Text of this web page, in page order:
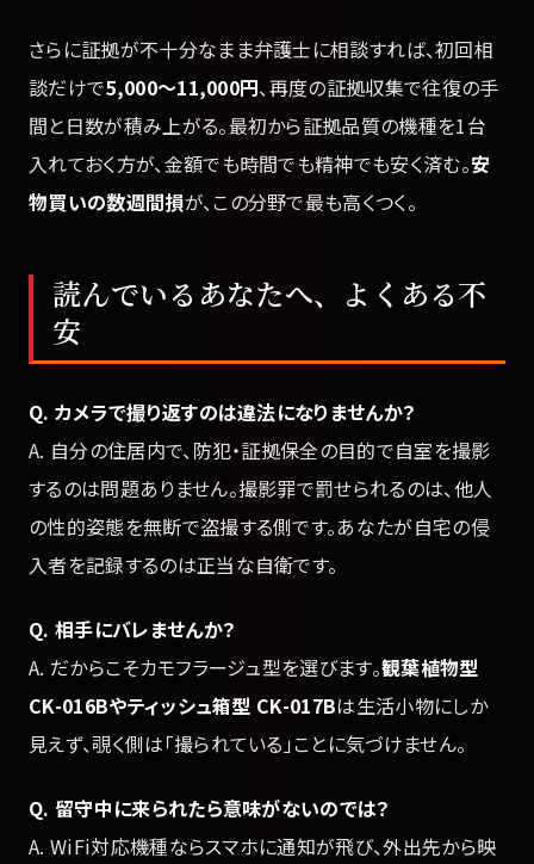
さらに証拠が不十分なまま弁護士に相談すれば、初回相
談だけで5,000〜11,000円、再度の証拠収集で往復の手
間と日数が積み上がる。最初から証拠品質の機種を1台
入れておく方が、金額でも時間でも精神でも安く済む。安
物買いの数週間損が、この分野で最も高くつく。
読んでいるあなたへ、よくある不
安
Q. カメラで撮り返すのは違法になりませんか？
A. 自分の住居内で、防犯・証拠保全の目的で自室を撮影
するのは問題ありません。撮影罪で罰せられるのは、他人
の性的姿態を無断で盗撮する側です。あなたが自宅の侵
入者を記録するのは正当な自衛です。
Q. 相手にバレませんか？
A. だからこそカモフラージュ型を選びます。観葉植物型
CK-016Bやティッシュ箱型 CK-017Bは生活小物にしか
見えず、覗く側は「撮られている」ことに気づけません。
Q. 留守中に来られたら意味がないのでは？
A. WiFi対応機種ならスマホに通知が飛び、外出先から映